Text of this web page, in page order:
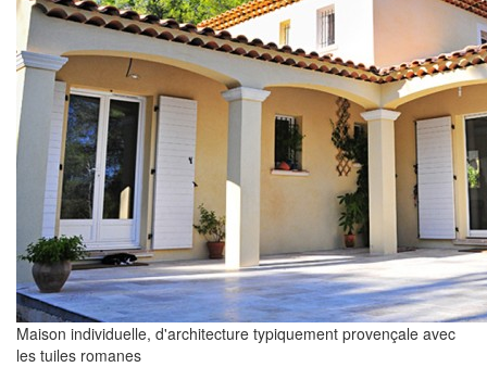
Maison individuelle, d'architecture typiquement provençale avec
les tuiles romanes